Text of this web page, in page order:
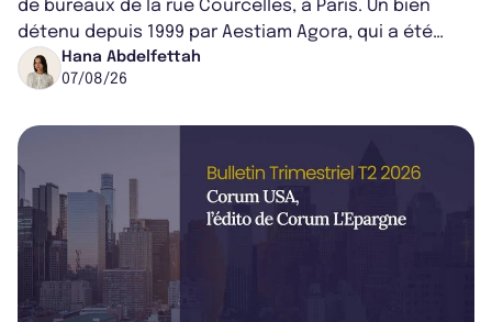
de bureaux de la rue Courcelles, à Paris. Un bien
détenu depuis 1999 par Aestiam Agora, qui a été
cédé avec une plus-value...
Hana Abdelfettah
07/08/26